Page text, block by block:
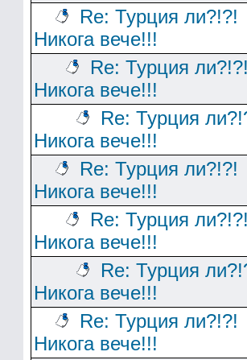
Re: Турция ли?!?!
Никога вече!!!
Re: Турция
Никога вече!!!
Re: Турция
Никога вече!!!
Re: Турция ли?!?!
Никога вече!!!
Re: Турция
Никога вече!!!
Re: Турция
Никога вече!!!
Re: Турция ли?!?!
Никога вече!!!